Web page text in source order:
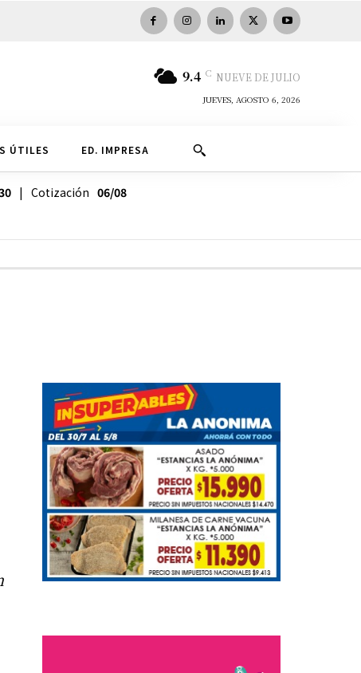
9.4 C NUEVE DE JULIO
JUEVES, AGOSTO 6, 2026
ÚTILES ED. IMPRESA
| Cotización 06/08